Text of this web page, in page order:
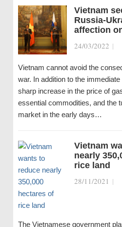
Vietnam
Russia-
affection
24/03/2022 |
Vietnam cannot avoid the
war. In addition to the
sharp increase in the price of
essential commodities, and the
market in the early days…
Vietnam
nearly
rice land
28/11/2021 |
The Vietnamese government